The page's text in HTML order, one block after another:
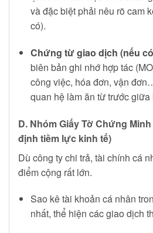
và đặc biệt phải nêu rõ cam
có).
Chứng từ giao dịch (nếu
biên bản ghi nhớ hợp tác
công việc, hóa đơn, vận
quan hệ làm ăn từ trước giữa
D. Nhóm Giấy Tờ Chứng
định tiềm lực kinh tế)
Dù công ty chi trả, tài chính cá
điểm cộng rất lớn.
Sao kê tài khoản cá nhân
nhất, thể hiện các giao dịch